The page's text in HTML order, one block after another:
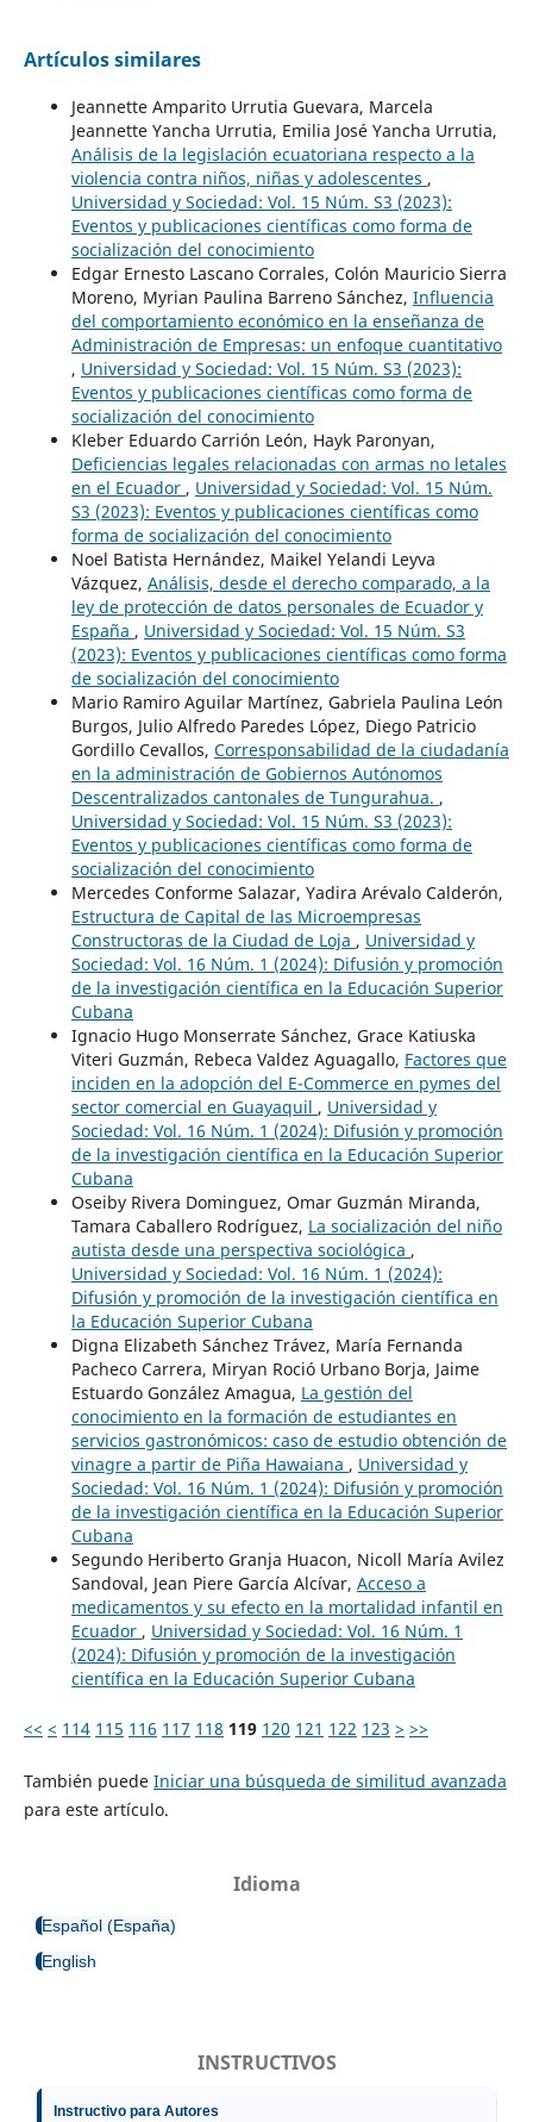
Artículos similares
Jeannette Amparito Urrutia Guevara, Marcela
Jeannette Yancha Urrutia, Emilia José Yancha Urrutia,
Análisis de la legislación ecuatoriana respecto a la
violencia contra niños, niñas y adolescentes ,
Universidad y Sociedad: Vol. 15 Núm. S3 (2023):
Eventos y publicaciones científicas como forma de
socialización del conocimiento
Edgar Ernesto Lascano Corrales, Colón Mauricio Sierra
Moreno, Myrian Paulina Barreno Sánchez, Influencia
del comportamiento económico en la enseñanza de
Administración de Empresas: un enfoque cuantitativo
, Universidad y Sociedad: Vol. 15 Núm. S3 (2023):
Eventos y publicaciones científicas como forma de
socialización del conocimiento
Kleber Eduardo Carrión León, Hayk Paronyan,
Deficiencias legales relacionadas con armas no letales
en el Ecuador , Universidad y Sociedad: Vol. 15 Núm.
S3 (2023): Eventos y publicaciones científicas como
forma de socialización del conocimiento
Noel Batista Hernández, Maikel Yelandi Leyva
Vázquez, Análisis, desde el derecho comparado, a la
ley de protección de datos personales de Ecuador y
España , Universidad y Sociedad: Vol. 15 Núm. S3
(2023): Eventos y publicaciones científicas como forma
de socialización del conocimiento
Mario Ramiro Aguilar Martínez, Gabriela Paulina León
Burgos, Julio Alfredo Paredes López, Diego Patricio
Gordillo Cevallos, Corresponsabilidad de la ciudadanía
en la administración de Gobiernos Autónomos
Descentralizados cantonales de Tungurahua. ,
Universidad y Sociedad: Vol. 15 Núm. S3 (2023):
Eventos y publicaciones científicas como forma de
socialización del conocimiento
Mercedes Conforme Salazar, Yadira Arévalo Calderón,
Estructura de Capital de las Microempresas
Constructoras de la Ciudad de Loja , Universidad y
Sociedad: Vol. 16 Núm. 1 (2024): Difusión y promoción
de la investigación científica en la Educación Superior
Cubana
Ignacio Hugo Monserrate Sánchez, Grace Katiuska
Viteri Guzmán, Rebeca Valdez Aguagallo, Factores que
inciden en la adopción del E-Commerce en pymes del
sector comercial en Guayaquil , Universidad y
Sociedad: Vol. 16 Núm. 1 (2024): Difusión y promoción
de la investigación científica en la Educación Superior
Cubana
Oseiby Rivera Dominguez, Omar Guzmán Miranda,
Tamara Caballero Rodríguez, La socialización del niño
autista desde una perspectiva sociológica ,
Universidad y Sociedad: Vol. 16 Núm. 1 (2024):
Difusión y promoción de la investigación científica en
la Educación Superior Cubana
Digna Elizabeth Sánchez Trávez, María Fernanda
Pacheco Carrera, Miryan Roció Urbano Borja, Jaime
Estuardo González Amagua, La gestión del
conocimiento en la formación de estudiantes en
servicios gastronómicos: caso de estudio obtención de
vinagre a partir de Piña Hawaiana , Universidad y
Sociedad: Vol. 16 Núm. 1 (2024): Difusión y promoción
de la investigación científica en la Educación Superior
Cubana
Segundo Heriberto Granja Huacon, Nicoll María Avilez
Sandoval, Jean Piere García Alcívar, Acceso a
medicamentos y su efecto en la mortalidad infantil en
Ecuador , Universidad y Sociedad: Vol. 16 Núm. 1
(2024): Difusión y promoción de la investigación
científica en la Educación Superior Cubana
<< < 114 115 116 117 118 119 120 121 122 123 > >>
También puede Iniciar una búsqueda de similitud avanzada
para este artículo.
Idioma
Español (España)
English
INSTRUCTIVOS
Instructivo para Autores